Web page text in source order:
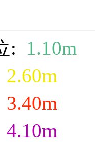
: 1.10m
2.60m
3.40m
4.10m